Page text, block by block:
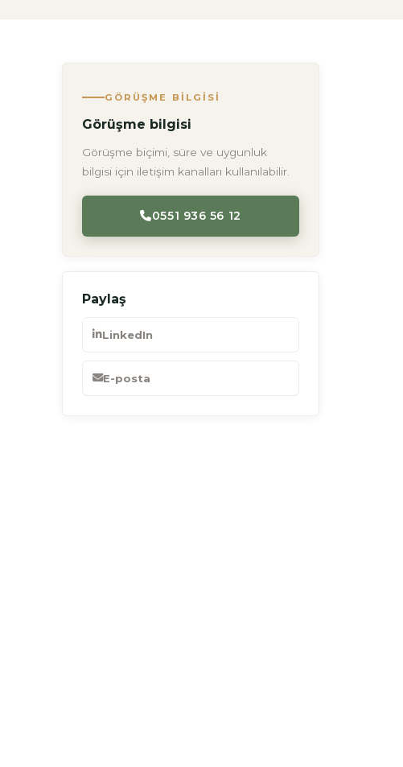
GÖRÜŞME BILGISI
Görüşme bilgisi
Görüşme biçimi, süre ve uygunluk
bilgisi için iletişim kanalları kullanılabilir.
0551 936 56 12
Paylaş
LinkedIn
E-posta